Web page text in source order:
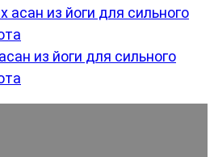
из йоги для сильного